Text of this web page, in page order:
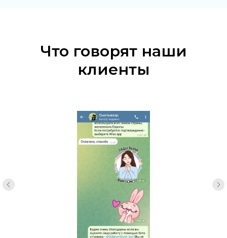
Что говорят наши
клиенты